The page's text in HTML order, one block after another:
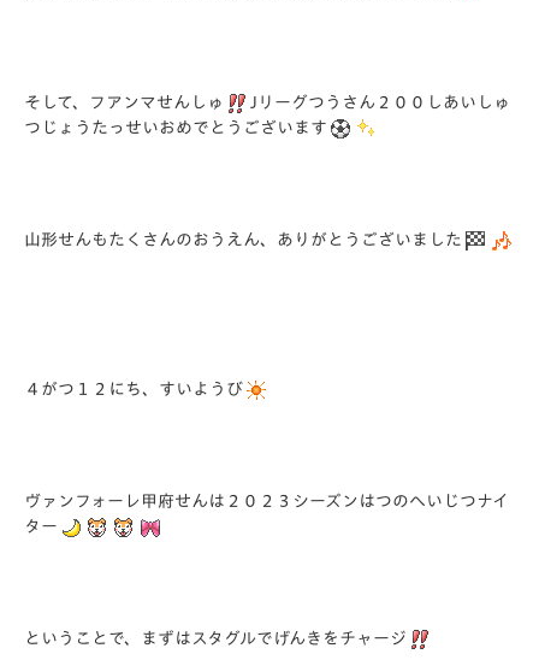
そして、フアンマせんしゅ
Jリーグつうさん２００しあいしゅ
つじょうたっせいおめでとうございます
山形せんもたくさんのおうえん、ありがとうございました
４がつ１２にち、すいようび
ヴァンフォーレ甲府せんは２０２３シーズンはつのへいじつナイ
ター
ということで、まずはスタグルでげんきをチャージ